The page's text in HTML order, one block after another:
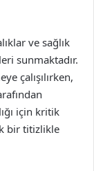
ve sağlık
sunmaktadır.
çalışılırken,
için kritik
bir titizlikle